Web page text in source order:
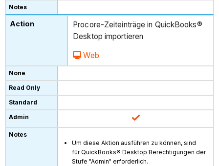
Procore-Zeiteinträge in QuickBooks®
Desktop importieren
Web
Um diese Aktion ausführen zu können, sind
für QuickBooks® Desktop Berechtigungen der
Stufe "Admin" erforderlich.